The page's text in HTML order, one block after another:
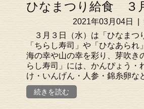
ひなまつり給食 ３
2021年03月04日
３月３日（水）は「ひなまつ
「ちらし寿司」や「ひなあられ
海の幸や山の幸を彩り、芽吹き
らし寿司」には、かんぴょう・
け・いんげん・人参・錦糸卵な
続きを読む